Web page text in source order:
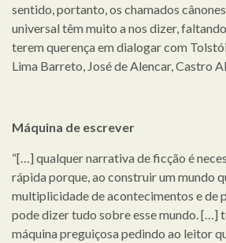
sentido, portanto, os chamados
universal têm muito a nos dizer,
terem querença em dialogar com
Lima Barreto, José de Alencar, Castro
Máquina de escrever
“[…] qualquer narrativa de ficção é
rápida porque, ao construir um mundo
multiplicidade de acontecimentos e de
pode dizer tudo sobre esse mundo. […]
máquina preguiçosa pedindo ao leitor